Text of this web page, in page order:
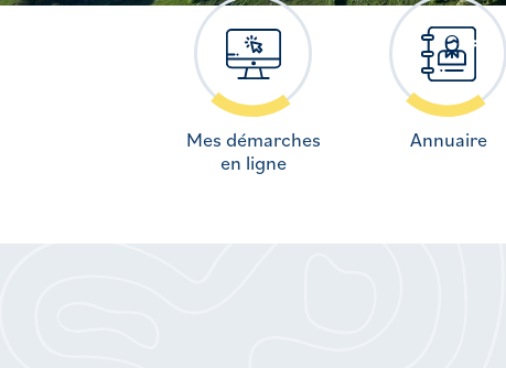
Mes démarches
en ligne
Annuaire